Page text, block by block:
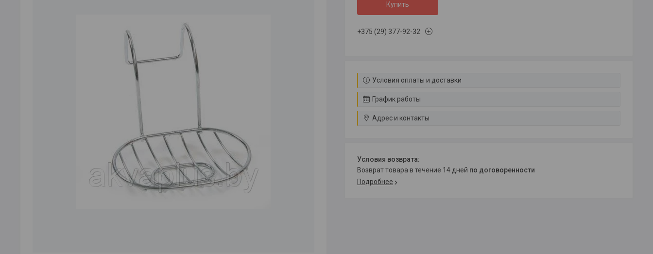
Купить
+375 (29) 377-92-32
Условия оплаты и доставки
График работы
Адрес и контакты
возврат товара в течение 14 дней по договоренности
Подробнее